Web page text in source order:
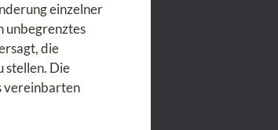
einzelner
unbegrenztes
die
stellen. Die
vereinbarten